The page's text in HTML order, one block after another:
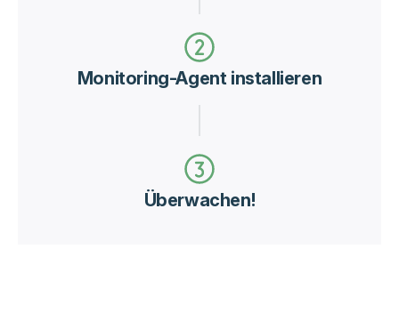
Monitoring-Agent installieren
Überwachen!